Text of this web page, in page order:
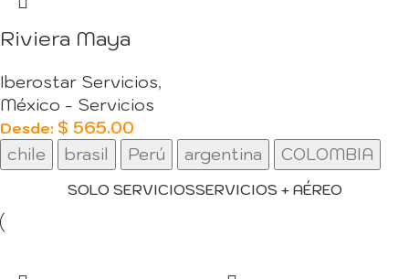
Riviera Maya
Iberostar Servicios,
México - Servicios
Desde: $ 565.00
chile
brasil Perú argentina COLOMBIA
SOLO SERVICIOSSERVICIOS + AÉREO